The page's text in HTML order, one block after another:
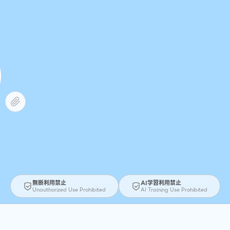
無断利用禁止
Unauthorized Use Prohibited
AI学習利用禁止
AI Training Use Prohibited